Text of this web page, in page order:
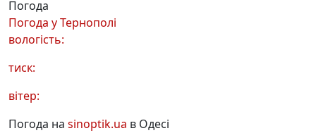
Погода
Погода уТернополі
вологість:
тиск:
вітер:
Погода на sinoptik.ua в Одесі